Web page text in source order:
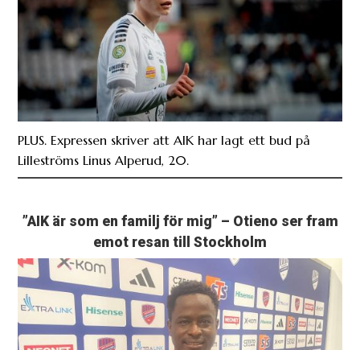
PLUS. Expressen skriver att AIK har lagt ett bud på
Lilleströms Linus Alperud, 20.
”AIK är som en familj för mig” – Otieno ser fram
emot resan till Stockholm